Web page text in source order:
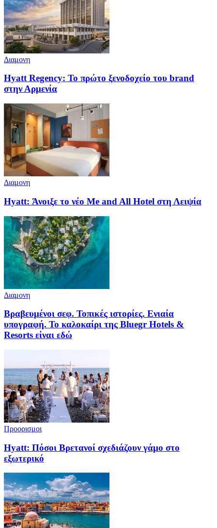
Διαμονη
Hyatt Regency: Το πρώτο ξενοδοχείο του brand
στην Αρμενία
Διαμονη
Hyatt: Άνοιξε το νέο Me and All Hotel στη Λειψία
Διαμονη
Βραβευμένοι σεφ. Τοπικές ιστορίες. Ενιαία
υπογραφή. Το καλοκαίρι της Bluegr Hotels &
Resorts είναι εδώ
Προορισμοι
Hyatt: Πόσοι Βρετανοί σχεδιάζουν γάμο στο
εξωτερικό